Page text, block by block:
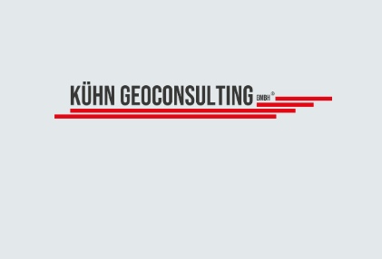
zurück zu den Projekten